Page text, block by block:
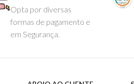
Opta por diversas
formas de pagamento e
em Segurança.